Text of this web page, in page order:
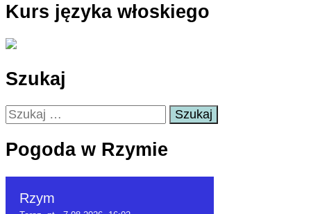
Kurs języka włoskiego
Szukaj
Szukaj:
Pogoda w Rzymie